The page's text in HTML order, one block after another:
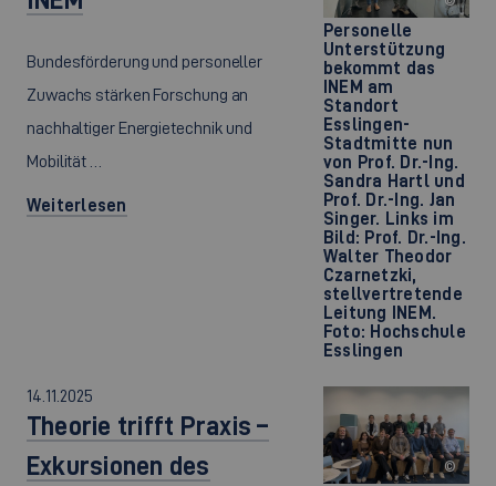
Personelle
Unterstützung
bekommt das
INEM am
Standort
Esslingen-
Stadtmitte nun
von Prof. Dr.-Ing.
Sandra Hartl und
Prof. Dr.-Ing. Jan
Singer. Links im
Bild: Prof. Dr.-Ing.
Walter Theodor
Czarnetzki,
stellvertretende
Leitung INEM.
Foto: Hochschule
Esslingen
Bundesförderung und personeller
Zuwachs stärken Forschung an
nachhaltiger Energietechnik und
Mobilität …
Weiterlesen
©
14.11.2025
Theorie trifft Praxis –
Exkursionen des